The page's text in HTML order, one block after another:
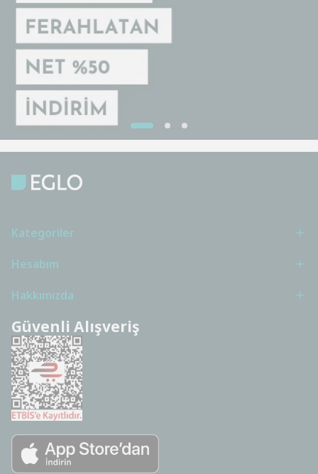
Kategoriler
Hesabım
Hakkımızda
Güvenli Alışveriş